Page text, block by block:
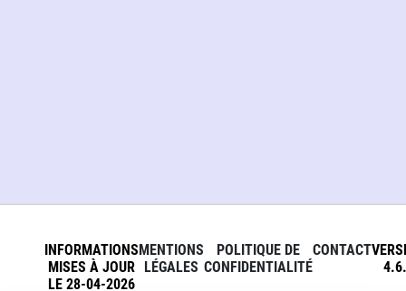
INFORMATIONS
MISES À JOUR
LE 28-04-2026
MENTIONS
LÉGALES
POLITIQUE DE
CONFIDENTIALITÉ
CONTACT